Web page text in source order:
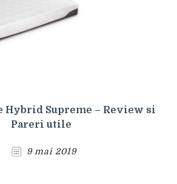
Hybrid Supreme – Review si
Pareri utile
9 mai 2019